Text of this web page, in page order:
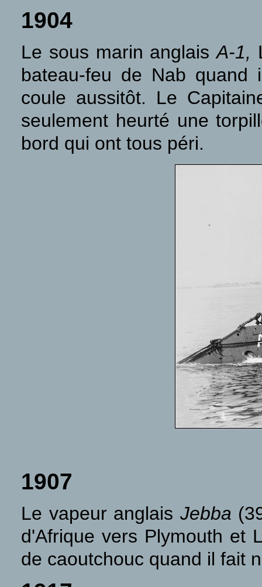
1904
Le sous marin anglaisA-1,
bateau-feu de Nab
coule aussitôt. Le
seulement heurté une
bord qui ont tous péri.
1907
Le vapeur anglais Jebba
d'Afrique vers Plymouth et
de caoutchouc quand il fait